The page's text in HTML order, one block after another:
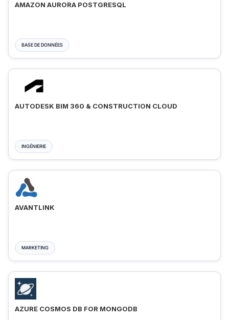
AMAZON AURORA POSTGRESQL
BASE DE DONNÉES
AUTODESK BIM 360 & CONSTRUCTION CLOUD
INGÉNIERIE
AVANTLINK
MARKETING
AZURE COSMOS DB FOR MONGODB